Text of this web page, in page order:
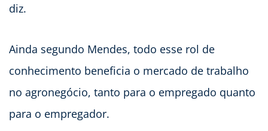
diz.
Ainda segundo Mendes, todo esse rol de
conhecimento beneficia o mercado de trabalho
no agronegócio, tanto para o empregado quanto
para o empregador.